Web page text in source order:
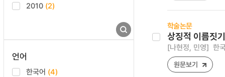
2010 (2)
언어
한국어 (4)
학술논문
상징적 이름짓
[나현정, 민영] 한
원문보기